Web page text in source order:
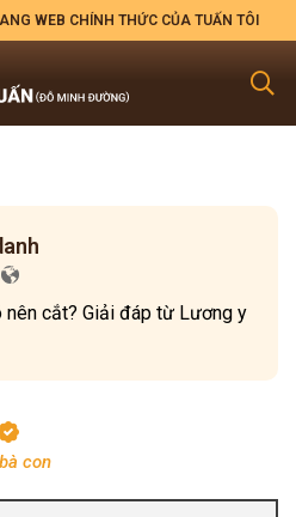
WEB CHÍNH THỨC CỦA TUẤN TÔI
nên cắt? Giải đáp từ Lương y
con